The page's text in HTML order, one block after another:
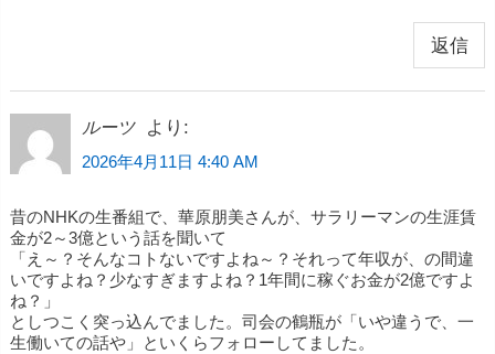
返信
ルーツ より:
2026年4月11日 4:40 AM
昔のNHKの生番組で、華原朋美さんが、サラリーマンの生涯賃
金が2～3億という話を聞いて
「え～？そんなコトないですよね～？それって年収が、の間違
いですよね？少なすぎますよね？1年間に稼ぐお金が2億ですよ
ね？」
としつこく突っ込んでました。司会の鶴瓶が「いや違うで、一
生働いての話や」といくらフォローしてました。